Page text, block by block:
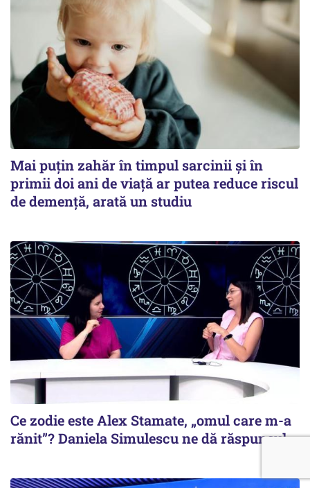
Mai puțin zahăr în timpul sarcinii și în
primii doi ani de viață ar putea reduce riscul
de demență, arată un studiu
Ce zodie este Alex Stamate, „omul care m-a
rănit”? Daniela Simulescu ne dă răspunsul